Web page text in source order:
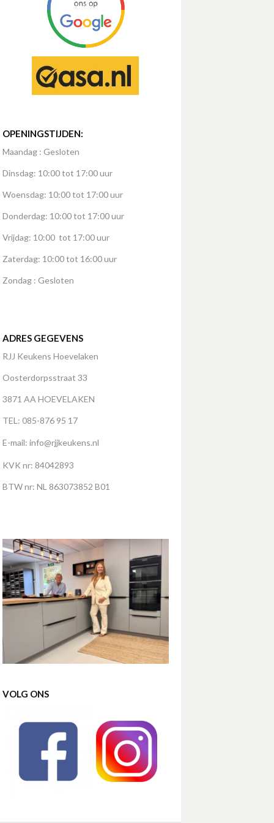
OPENINGSTIJDEN:
Maandag : Gesloten
Dinsdag: 10:00 tot 17:00 uur
Woensdag: 10:00 tot 17:00 uur
Donderdag: 10:00 tot 17:00 uur
Vrijdag: 10:00 tot 17:00 uur
Zaterdag: 10:00 tot 16:00 uur
Zondag : Gesloten
ADRES GEGEVENS
RJJ Keukens Hoevelaken
Oosterdorpsstraat 33
3871 AA HOEVELAKEN
TEL: 085-876 95 17
E-mail: info@rjjkeukens.nl
KVK nr: 84042893
BTW nr: NL 863073852 B01
VOLG ONS